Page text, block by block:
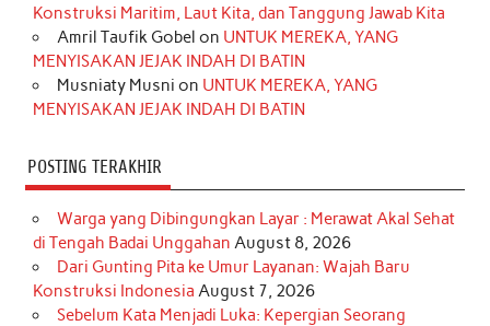
k
a
m
s
t
n
Konstruksi Maritim, Laut Kita, dan Tanggung Jawab Kita
Amril Taufik Gobel on UNTUK MEREKA, YANG
MENYISAKAN JEJAK INDAH DI BATIN
Musniaty Musni on UNTUK MEREKA, YANG
MENYISAKAN JEJAK INDAH DI BATIN
POSTING TERAKHIR
Warga yang Dibingungkan Layar : Merawat Akal Sehat
di Tengah Badai Unggahan August 8, 2026
Dari Gunting Pita ke Umur Layanan: Wajah Baru
Konstruksi Indonesia August 7, 2026
Sebelum Kata Menjadi Luka: Kepergian Seorang